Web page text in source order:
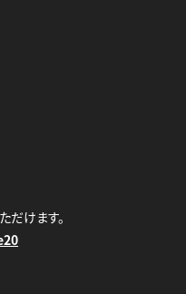
だけます。